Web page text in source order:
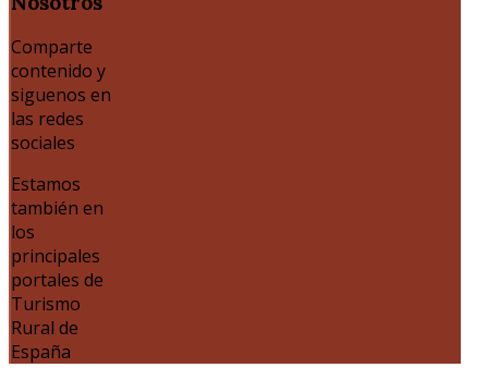
Comparte
contenido y
siguenos en
las redes
sociales
Estamos
también en
los
principales
portales de
Turismo
Rural de
España